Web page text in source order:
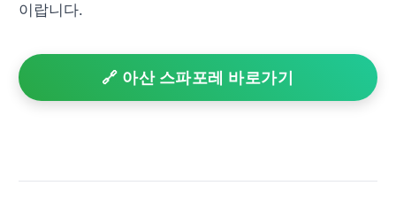
이랍니다.
🔗 아산 스파포레 바로가기